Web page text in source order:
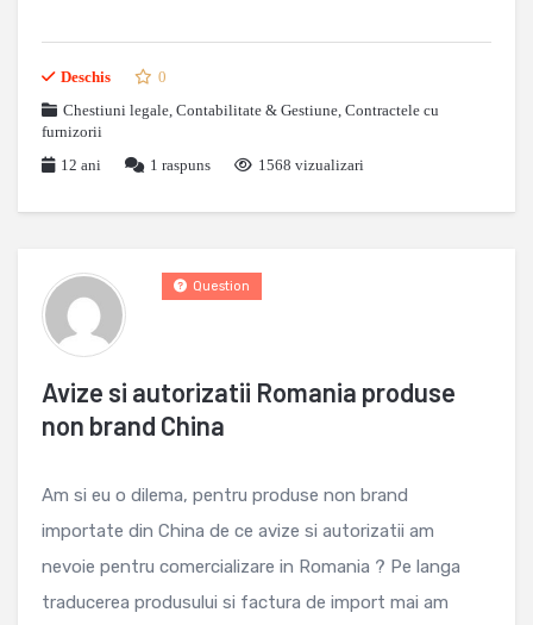
Deschis
0
Chestiuni legale, Contabilitate & Gestiune, Contractele cu
furnizorii
12 ani
1 raspuns 1568 vizualizari
Avize si autorizatii Romania produse
non brand China
Question
Am si eu o dilema, pentru produse non brand
importate din China de ce avize si autorizatii am
nevoie pentru comercializare in Romania ? Pe langa
traducerea produsului si factura de import mai am